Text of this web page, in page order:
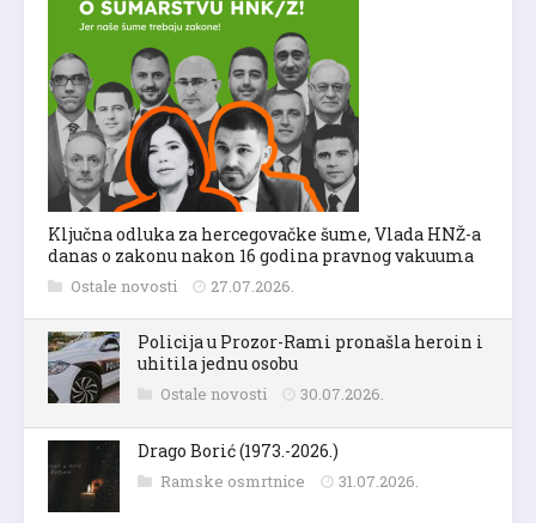
Ključna odluka za hercegovačke šume, Vlada HNŽ-a
danas o zakonu nakon 16 godina pravnog vakuuma
Ostale novosti 27.07.2026.
Policija u Prozor-Rami pronašla heroin i
uhitila jednu osobu
Ostale novosti 30.07.2026.
Drago Borić (1973.-2026.)
Ramske osmrtnice 31.07.2026.